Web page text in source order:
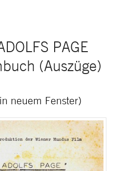
PAGE
(Auszüge)
neuem Fenster)